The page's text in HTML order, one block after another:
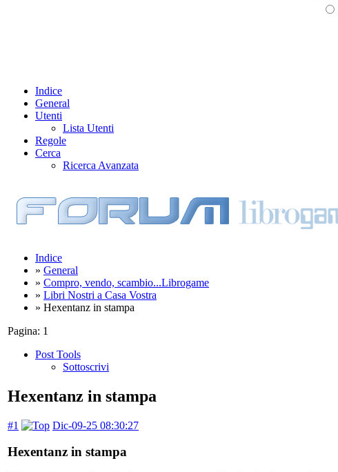
Indice
General
Utenti
Lista Utenti
Regole
Cerca
Ricerca Avanzata
Indice
» General
» Compro, vendo, scambio...Librogame
» Libri Nostri a Casa Vostra
» Hexentanz in stampa
Pagina: 1
Post Tools
Sottoscrivi
Hexentanz in stampa
#1 Dic-09-25 08:30:27
Hexentanz in stampa